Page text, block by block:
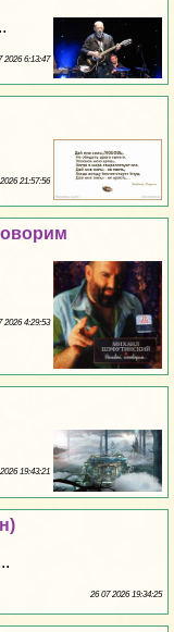
2026 6:13:47
21:57:56
2026 4:29:53
19:43:21
26 07 2026 19:34:25